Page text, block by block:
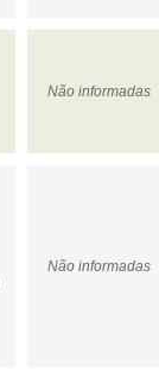
Não informadas
Não informadas